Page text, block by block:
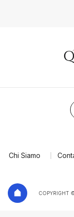
Chi Siamo
COPYRIGHT